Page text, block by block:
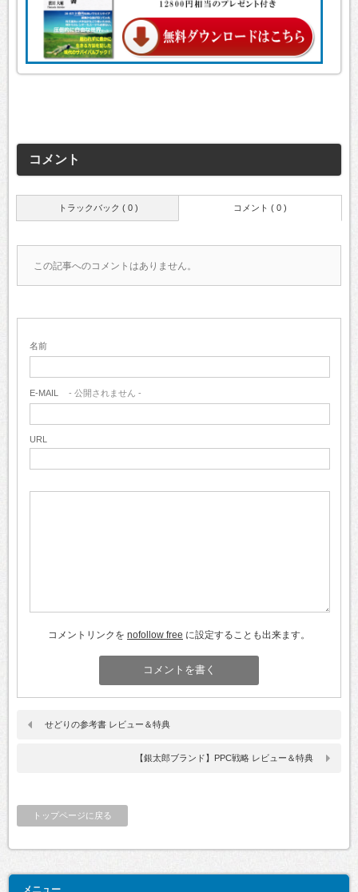
コメント
トラックバック ( 0 ) コメント ( 0 )
この記事へのコメントはありません。
名前
E-MAIL - 公開されません -
URL
コメントリンクを nofollow free に設定することも出来ます。
せどりの参考書 レビュー＆特典
【銀太郎ブランド】PPC戦略 レビュー＆特典
トップページに戻る
メニュー